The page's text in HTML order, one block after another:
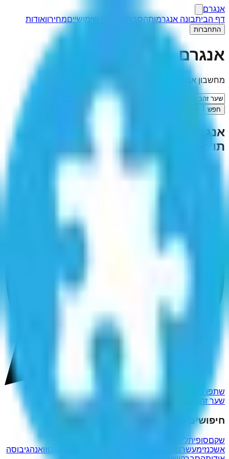
אנגרם
דף הביתבונה אנגרמותהסבר קישורים שימושייםמחירוןאודות
התחברות
אנגרם
מחשבון אנגרמות
חפש
אנגרמה ל-"
תוצאות)
שתפו ב-WhatsApp
שער זהב (כדורגל)
חיפושים פופולריים נוספים
שקםסופיתליאור
אשכנזימעשרם בוזואנהגיבוסה